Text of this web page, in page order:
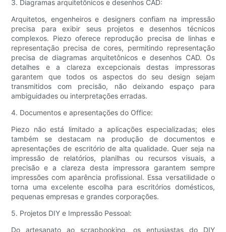
3. Diagramas arquitetônicos e desenhos CAD:
Arquitetos, engenheiros e designers confiam na impressão
precisa para exibir seus projetos e desenhos técnicos
complexos. Piezo oferece reprodução precisa de linhas e
representação precisa de cores, permitindo representação
precisa de diagramas arquitetônicos e desenhos CAD. Os
detalhes e a clareza excepcionais destas impressoras
garantem que todos os aspectos do seu design sejam
transmitidos com precisão, não deixando espaço para
ambiguidades ou interpretações erradas.
4. Documentos e apresentações do Office:
Piezo não está limitado a aplicações especializadas; eles
também se destacam na produção de documentos e
apresentações de escritório de alta qualidade. Quer seja na
impressão de relatórios, planilhas ou recursos visuais, a
precisão e a clareza desta impressora garantem sempre
impressões com aparência profissional. Essa versatilidade o
torna uma excelente escolha para escritórios domésticos,
pequenas empresas e grandes corporações.
5. Projetos DIY e Impressão Pessoal:
Do artesanato ao scrapbooking, os entusiastas do DIY